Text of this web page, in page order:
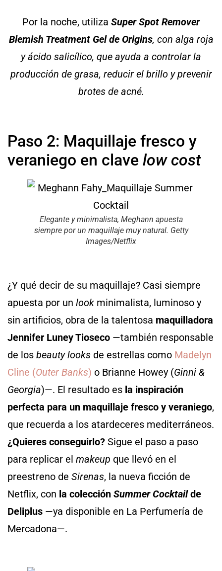
Por la noche, utiliza Super Spot Remover
Blemish Treatment Gel de Origins, con alga roja
y ácido salicílico, que ayuda a controlar la
producción de grasa, reducir el brillo y prevenir
brotes de acné.
Paso 2: Maquillaje fresco y
veraniego en clave low cost
Elegante y minimalista, Meghann apuesta
siempre por un maquillaje muy natural. Getty
Images/Netflix
¿Y qué decir de su maquillaje? Casi siempre
apuesta por un look minimalista, luminoso y
sin artificios, obra de la talentosa maquilladora
Jennifer Luney Tioseco —también responsable
de los beauty looks de estrellas como Madelyn
Cline (Outer Banks) o Brianne Howey (Ginni &
Georgia)—. El resultado es la inspiración
perfecta para un maquillaje fresco y veraniego,
que recuerda a los atardeceres mediterráneos.
¿Quieres conseguirlo? Sigue el paso a paso
para replicar el makeup que llevó en el
preestreno de Sirenas, la nueva ficción de
Netflix, con la colección Summer Cocktailde
Deliplus —ya disponible en La Perfumería de
Mercadona—.